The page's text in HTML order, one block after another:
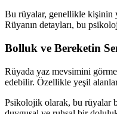
Bu rüyalar, genellikle kişinin
Rüyanın detayları, bu
Bolluk ve Bereketin
Rüyada yaz mevsimini
edebilir. Özellikle yeşil
Psikolojik olarak, bu rüyalar